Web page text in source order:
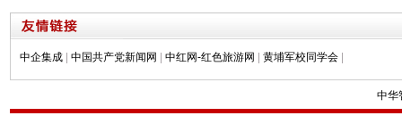
中企集成 中国共产党新闻网 中红网-红色旅游网 黄埔军校同学会
中华